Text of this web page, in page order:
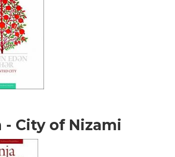
- City of Nizami